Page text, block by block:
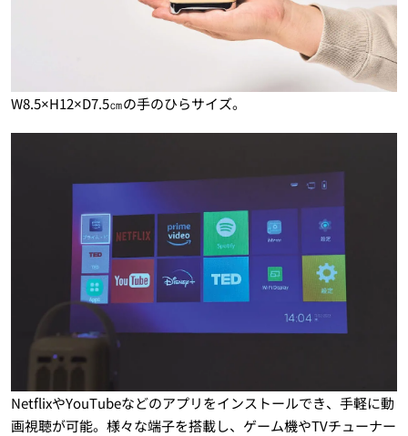
W8.5×H12×D7.5㎝の手のひらサイズ。
NetflixやYouTubeなどのアプリをインストールでき、手軽に動
画視聴が可能。様々な端子を搭載し、ゲーム機やTVチューナー